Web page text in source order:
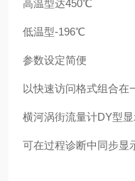
高温型达450℃
低温型-196℃
参数设定简便
以快速访问格式组合在
横河涡街流量计DY型
可在过程诊断中同步显